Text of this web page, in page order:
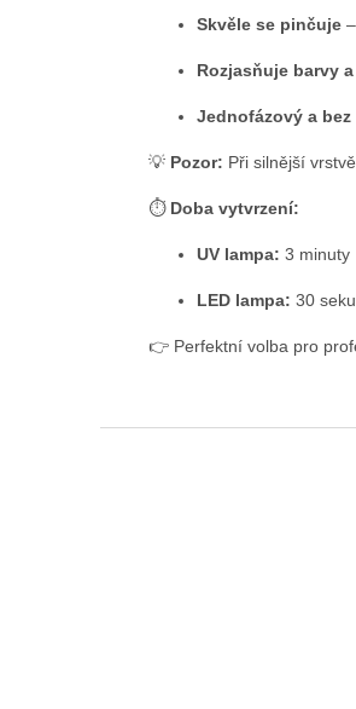
Skvěle se pinčuje
Rozjasňuje barvy
Jednofázový a
💡 Pozor: Při silnější
⏱ Doba vytvrzení:
UV lampa: 3 minuty
LED lampa: 30
👉 Perfektní volba pro